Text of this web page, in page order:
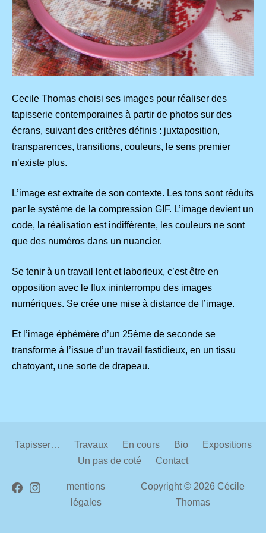
Cecile Thomas choisi ses images pour réaliser des
tapisserie contemporaines à partir de photos sur des
écrans, suivant des critères définis : juxtaposition,
transparences, transitions, couleurs, le sens premier
n’existe plus.
L’image est extraite de son contexte. Les tons sont réduits
par le système de la compression GIF. L’image devient un
code, la réalisation est indifférente, les couleurs ne sont
que des numéros dans un nuancier.
Se tenir à un travail lent et laborieux, c’est être en
opposition avec le flux ininterrompu des images
numériques. Se crée une mise à distance de l’image.
Et l’image éphémère d’un 25ème de seconde se
transforme à l’issue d’un travail fastidieux, en un tissu
chatoyant, une sorte de drapeau.
Tapisser… Travaux En cours Bio
Expositions
Un pas de coté
Contact
FacebookInstagrammentions
légales
Copyright © 2026 Cécile
Thomas